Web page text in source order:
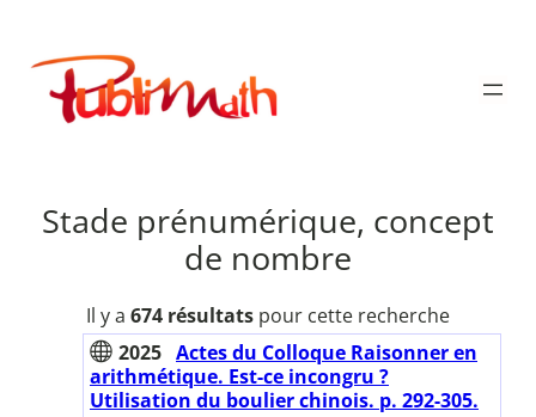
contenu
Publimath
Stade prénumérique, concept
de nombre
Il y a 674 résultats pour cette recherche
2025 Actes du Colloque Raisonner en
arithmétique. Est-ce incongru ?
Utilisation du boulier chinois. p. 292-305.